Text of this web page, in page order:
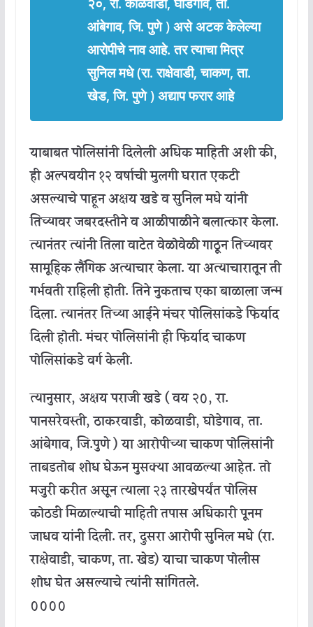
आंबेगाव, जि. पुणे ) असे अटक केलेल्या
आरोपीचे नाव आहे. तर त्याचा मित्र
सुनिल मधे (रा. राक्षेवाडी, चाकण, ता.
खेड, जि. पुणे ) अद्याप फरार आहे
याबाबत पोलिसांनी दिलेली अधिक माहिती अशी की,
ही अल्पवयीन १२ वर्षाची मुलगी घरात एकटी
असल्याचे पाहून अक्षय खडे व सुनिल मधे यांनी
तिच्यावर जबरदस्तीने व आळीपाळीने बलात्कार केला.
त्यानंतर त्यांनी तिला वाटेत वेळोवेळी गाठून तिच्यावर
सामूहिक लैंगिक अत्याचार केला.या अत्याचारातून ती
गर्भवती राहिली होती. तिने नुकताच एका बाळाला जन्म
दिला. त्यानंतर तिच्या आईने मंचर पोलिसांकडे फिर्याद
दिली होती. मंचर पोलिसांनी ही फिर्याद चाकण
पोलिसांकडे वर्ग केली.
त्यानुसार, अक्षय पराजी खडे ( वय २०, रा.
पानसरेवस्ती,ठाकरवाडी, कोळवाडी, घोडेगाव, ता.
आंबेगाव, जि.पुणे ) या आरोपीच्या चाकण पोलिसांनी
ताबडतोब शोध घेऊन मुसक्या आवळल्या आहेत. तो
मजुरी करीत असून त्याला २३ तारखेपर्यंत पोलिस
कोठडी मिळाल्याची माहिती तपास अधिकारी पूनम
जाधव यांनी दिली. तर, दुसरा आरोपी सुनिल मधे (रा.
राक्षेवाडी, चाकण, ता. खेड) याचा चाकण पोलीस
शोध घेत असल्याचे त्यांनी सांगितले.
००००